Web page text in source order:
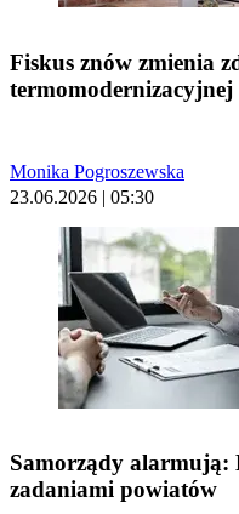
Fiskus znów zmienia
termomodernizacyjnej
Monika Pogroszewska
23.06.2026 | 05:30
Samorządy alarmują:
zadaniami powiatów